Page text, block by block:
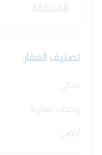
المنطقة
تصنيف العقار:
مباني
وحدات عقارية
أراضي